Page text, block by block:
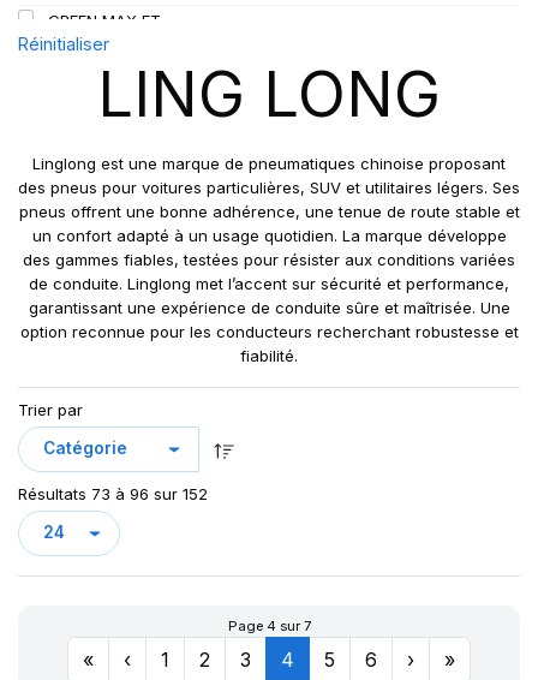
112
112/110
115
115/113
121/120
122/118
131
158/150
177
201
GREEN MAX ET
GREEN MAX HP 010
GREEN MAX HP010
GREEN MAX VAN
GRIP MASTER
KCA651
LB01
LB01N**
LL25
LL 102
LL102
LLA08
LLF26
LLR666
LM11N
LMC4
LXC MASTER
Réinitialiser
LING LONG
Linglong est une marque de pneumatiques chinoise proposant
des pneus pour voitures particulières, SUV et utilitaires légers. Ses
pneus offrent une bonne adhérence, une tenue de route stable et
un confort adapté à un usage quotidien. La marque développe
des gammes fiables, testées pour résister aux conditions variées
de conduite. Linglong met l’accent sur sécurité et performance,
garantissant une expérience de conduite sûre et maîtrisée. Une
option reconnue pour les conducteurs recherchant robustesse et
fiabilité.
Trier par
Résultats 73 à 96 sur 152
Page 4 sur 7
« ‹ 1 2 3 4 5 6 › »